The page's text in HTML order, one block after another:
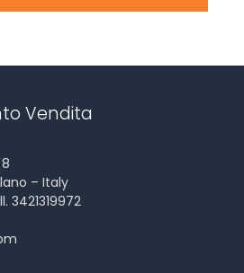
Vendita
– Italy
3421319972